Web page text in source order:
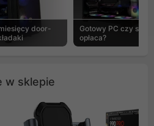
door-
Gotowy PC czy
opłaca?
w sklepie